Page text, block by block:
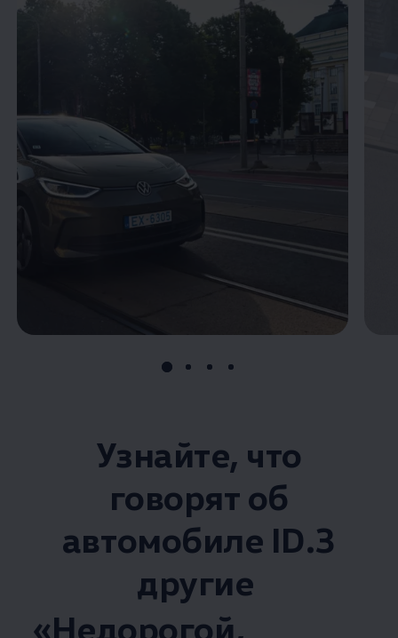
Узнайте, что
говорят об
автомобиле ID.3
другие
«Недорогой,